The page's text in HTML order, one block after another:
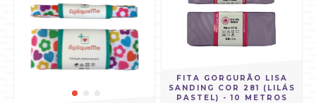
FITA GORGURÃO LISA
SANDING COR 281 (LILÁS
PASTEL) - 10 METROS